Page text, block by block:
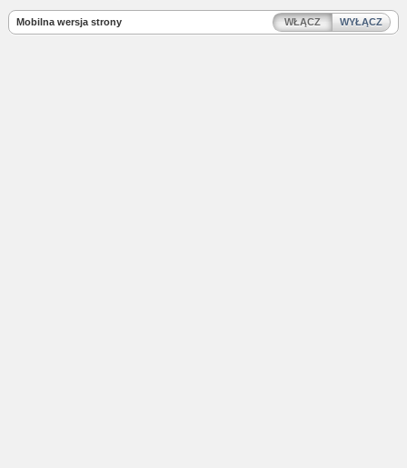
Mobilna wersja strony WŁĄCZ WYŁĄCZ